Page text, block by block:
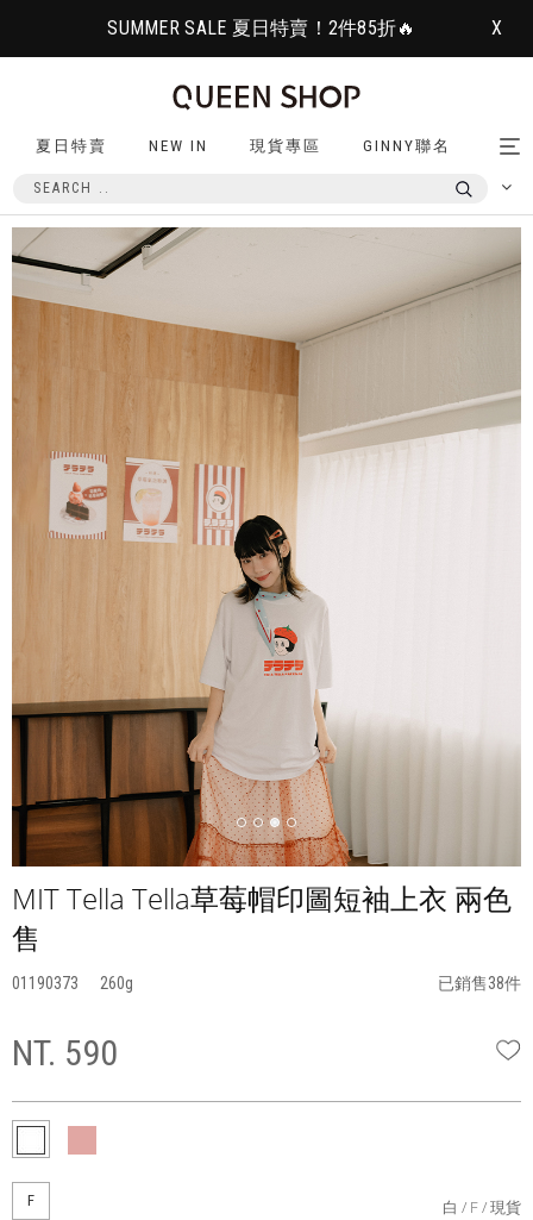
SUMMER SALE 夏日特賣！2件85折🔥 X
夏日特賣 NEW IN 現貨專區 GINNY聯名
MIT Tella Tella草莓帽印圖短袖上衣 兩色
售
01190373 260 已銷售38件
NT. 590
F 白 F 現貨